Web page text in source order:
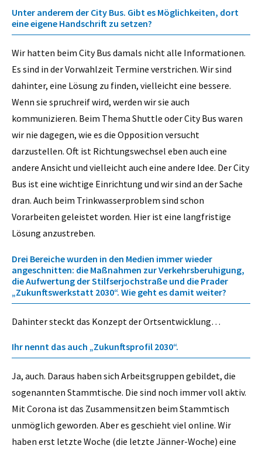
Unter anderem der City Bus. Gibt es Möglichkeiten, dort
eine eigene Handschrift zu setzen?
Wir hatten beim City Bus damals nicht alle Informationen.
Es sind in der Vorwahlzeit Termine verstrichen. Wir sind
dahinter, eine Lösung zu finden, vielleicht eine bessere.
Wenn sie spruchreif wird, werden wir sie auch
kommunizieren. Beim Thema Shuttle oder City Bus waren
wir nie dagegen, wie es die Opposition versucht
darzustellen. Oft ist Richtungswechsel eben auch eine
andere Ansicht und vielleicht auch eine andere Idee. Der City
Bus ist eine wichtige Einrichtung und wir sind an der Sache
dran. Auch beim Trinkwasserproblem sind schon
Vorarbeiten geleistet worden. Hier ist eine langfristige
Lösung anzustreben.
Drei Bereiche wurden in den Medien immer wieder
angeschnitten: die Maßnahmen zur Verkehrsberuhigung,
die Aufwertung der Stilfserjochstraße und die Prader
„Zukunftswerkstatt 2030“. Wie geht es damit weiter?
Dahinter steckt das Konzept der Ortsentwicklung…
Ihr nennt das auch „Zukunftsprofil 2030“.
Ja, auch. Daraus haben sich Arbeitsgruppen gebildet, die
sogenannten Stammtische. Die sind noch immer voll aktiv.
Mit Corona ist das Zusammensitzen beim Stammtisch
unmöglich geworden. Aber es geschieht viel online. Wir
haben erst letzte Woche (die letzte Jänner-Woche) eine